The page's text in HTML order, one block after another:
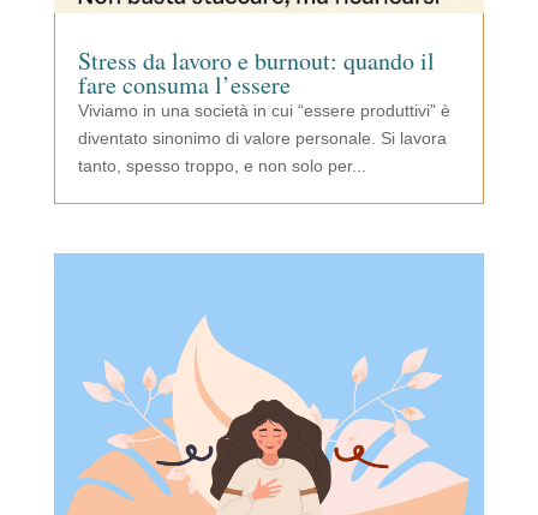
Stress da lavoro e burnout: quando il
fare consuma l’essere
Viviamo in una società in cui “essere produttivi” è
diventato sinonimo di valore personale. Si lavora
tanto, spesso troppo, e non solo per...